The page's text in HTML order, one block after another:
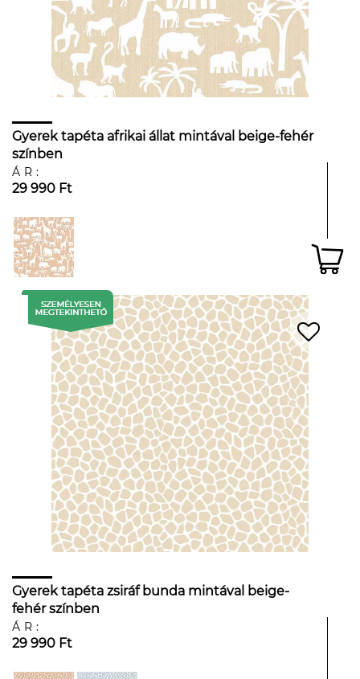
Gyerek tapéta afrikai állat mintával beige-fehér
színben
ÁR:
29 990 Ft
Gyerek tapéta zsiráf bunda mintával beige-
fehér színben
ÁR:
29 990 Ft